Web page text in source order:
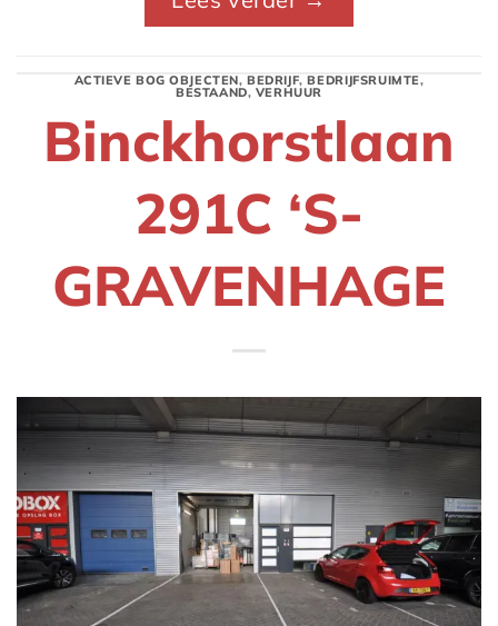
ACTIEVE BOG OBJECTEN, BEDRIJF,BEDRIJFSRUIMTE,
BESTAAND, VERHUUR
Binckhorstlaan
291C ‘S-
GRAVENHAGE